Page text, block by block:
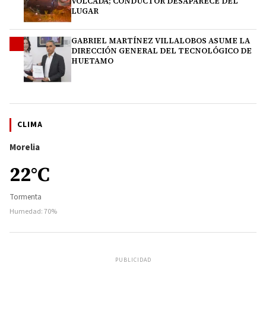
LUGAR
GABRIEL MARTÍNEZ VILLALOBOS ASUME LA
DIRECCIÓN GENERAL DEL TECNOLÓGICO DE
HUETAMO
CLIMA
Morelia
22°C
Tormenta
Humedad: 70%
PUBLICIDAD